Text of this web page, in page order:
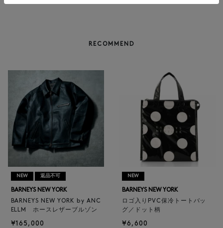
RECOMMEND
NEW 返品不可
BARNEYS NEW YORK
BARNEYS NEW YORK by ANC
ELLM ホースレザーブルゾン
¥165,000
NEW
BARNEYS NEW YORK
ロゴ入りPVC保冷トートバッ
グ／ドット柄
¥6,600